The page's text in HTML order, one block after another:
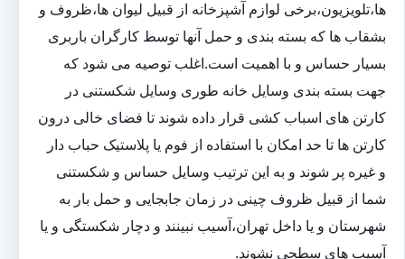
ها،تلویزیون،برخی لوازم آشپزخانه از قبیل لیوان ها،ظروف و
بشقاب ها که بسته بندی و حمل آنها توسط کارگران باربری
بسیار حساس و با اهمیت است.اغلب توصیه می شود که
جهت بسته بندی وسایل خانه طوری وسایل شکستنی در
کارتن های اسباب کشی قرار داده شوند تا فضای خالی درون
کارتن ها تا حد امکان با استفاده از فوم یا پلاستیک حباب دار
و غیره پر شوند و به این ترتیب وسایل حساس و شکستنی
شما از قبیل ظروف چینی در زمان جابجایی و حمل بار به
شهرستان و یا داخل تهران،آسیب نبینند و دچار شکستگی و یا
آسیب های سطحی نشوند.